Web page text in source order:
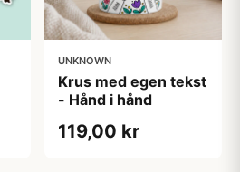
UNKNOWN
Krus med egen tekst
- Hånd i hånd
119,00 kr